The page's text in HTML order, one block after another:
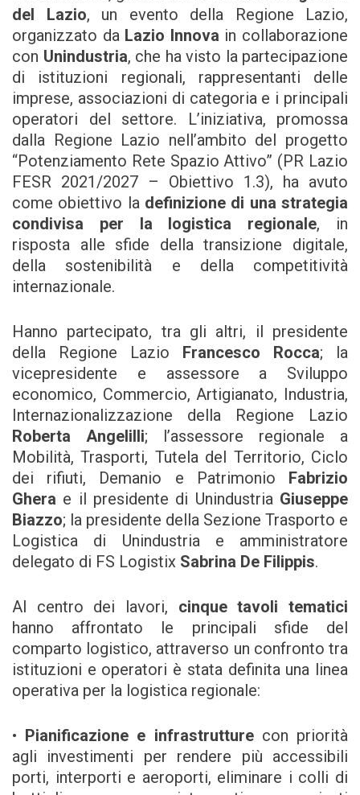
del Lazio, un evento della Regione Lazio,
organizzato da Lazio Innova in collaborazione
con Unindustria, che ha visto la partecipazione
di istituzioni regionali, rappresentanti delle
imprese, associazioni di categoria e i principali
operatori del settore. L’iniziativa, promossa
dalla Regione Lazio nell’ambito del progetto
“Potenziamento Rete Spazio Attivo” (PR Lazio
FESR 2021/2027 – Obiettivo 1.3), ha avuto
come obiettivo la definizione di una strategia
condivisa per la logistica regionale, in
risposta alle sfide della transizione digitale,
della sostenibilità e della competitività
internazionale.
Hanno partecipato, tra gli altri, il presidente
della Regione Lazio Francesco Rocca; la
vicepresidente e assessore a Sviluppo
economico, Commercio, Artigianato, Industria,
Internazionalizzazione della Regione Lazio
Roberta Angelilli; l’assessore regionale a
Mobilità, Trasporti, Tutela del Territorio, Ciclo
dei rifiuti, Demanio e Patrimonio Fabrizio
Ghera e il presidente di Unindustria Giuseppe
Biazzo; la presidente della Sezione Trasporto e
Logistica di Unindustria e amministratore
delegato di FS Logistix Sabrina De Filippis.
Al centro dei lavori, cinque tavoli tematici
hanno affrontato le principali sfide del
comparto logistico, attraverso un confronto tra
istituzioni e operatori è stata definita una linea
operativa per la logistica regionale:
• Pianificazione e infrastrutturecon priorità
agli investimenti per rendere più accessibili
porti, interporti e aeroporti, eliminare i colli di